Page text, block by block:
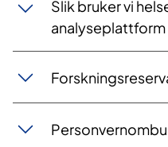
Slik bruker vi
analyseplattform